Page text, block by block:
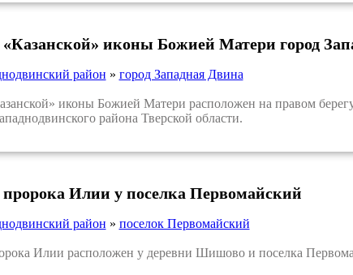
иконы Божией Матери город
район » город Западная Двина
иконы Божией Матери расположен на правом
района Тверской области.
Илии у поселка Первомайский
район » поселок Первомайский
Илии расположен у деревни Шишово и поселка